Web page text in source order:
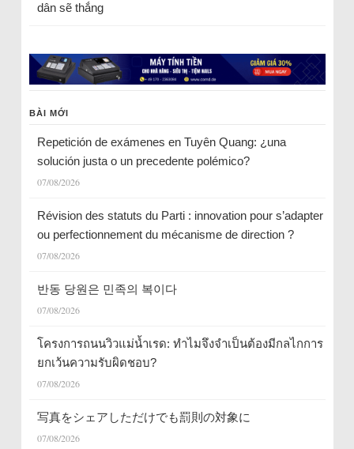
dân sẽ thắng
BÀI MỚI
Repetición de exámenes en Tuyên Quang: ¿una
solución justa o un precedente polémico?
07/08/2026
Révision des statuts du Parti : innovation pour s’adapter
ou perfectionnement du mécanisme de direction ?
07/08/2026
반동 당원은 민족의 복이다
07/08/2026
โครงการถนนวิวแม่น้ำเรด: ทำไมจึงจำเป็นต้องมีกลไกการ
ยกเว้นความรับผิดชอบ?
07/08/2026
写真をシェアしただけでも罰則の対象に
07/08/2026